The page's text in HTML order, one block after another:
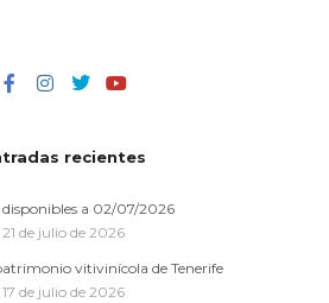
recientes
disponibles a 02/07/2026
21 de julio de 2026
vitivinícola de Tenerife
17 de julio de 2026